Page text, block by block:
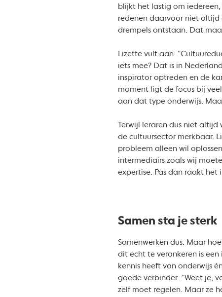
blijkt het lastig om
redenen daarvoor niet altijd
drempels ontstaan. Dat
Lizette vult aan:
iets mee? Dat is in
inspirator optreden en de
moment ligt de focus bij
aan dat type onderwijs.
Terwijl leraren dus niet
de cultuursector merkbaar.
probleem alleen wil
intermediairs zoals wij
expertise. Pas dan raakt het
Samen sta je sterk
Samenwerken dus. Maar
dit echt te verankeren is
kennis heeft van onderwijs
goede verbinder: “Weet je,
zelf moet regelen. Maar ze